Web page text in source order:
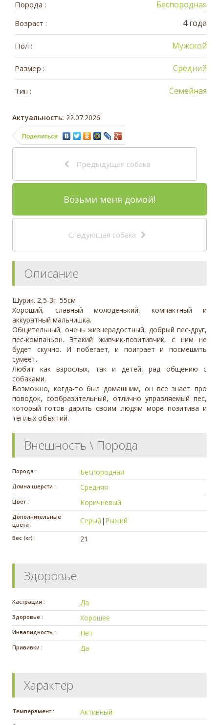
Порода : Беспородная
Возраст : 4 года
Пол : Мужской
Размер : Средний
Тип : Семейная
Актуальность: 22.07.2026
Поделиться
Предыдущая собака
Возьми меня домой!
Следующая собака
Описание
Шурик. 2,5-3г. 55см
Хороший, славный молоденький, компактный и
аккуратный мальчишка.
Общительный, очень жизнерадостный, добрый пес-друг,
пес-компаньон. Этакий живчик-позитивчик, с ним не
будет скучно. И побегает, и поиграет и посмешить
сумеет.
Любит как взрослых, так и детей, рад общению с
собаками.
Возможно, когда-то был домашним, он все знает про
поводок, сообразительный, отлично управляемый пес,
который готов дарить своим людям море позитива и
теплых объятий.
Внешность \ Порода
Порода : Беспородная
Длина шерсти : Средняя
Цвет : Коричневый
Дополнительные
цвета :
Серый | Рыжий
Вес (кг) : 21
Здоровье
Кастрация : Да
Здоровье : Хорошее
Инвалидность : Нет
Прививки : Да
Характер
Темперамент : Активный